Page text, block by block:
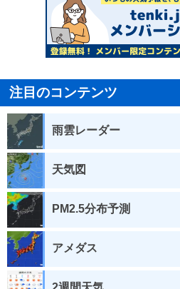
注目のコンテンツ
雨雲レーダー
天気図
PM2.5分布予測
アメダス